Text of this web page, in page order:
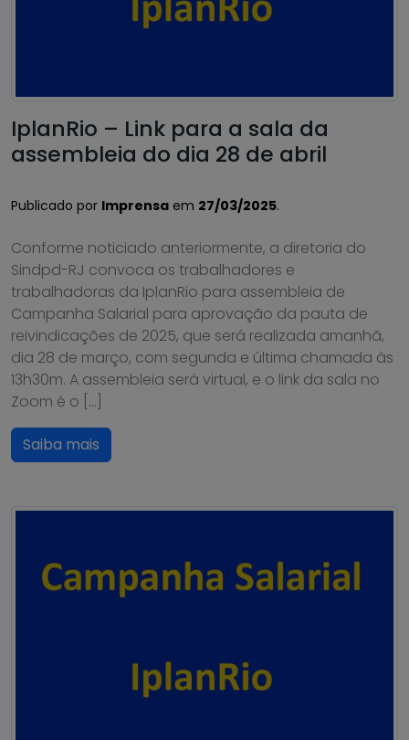
IplanRio – Link para a sala da
assembleia do dia 28 de abril
Publicado por Imprensa em 27/03/2025.
Conforme noticiado anteriormente, a diretoria do
Sindpd-RJ convoca os trabalhadores e
trabalhadoras da IplanRio para assembleia de
Campanha Salarial para aprovação da pauta de
reivindicações de 2025, que será realizada amanhã,
dia 28 de março, com segunda e última chamada às
13h30m. A assembleia será virtual, e o link da sala no
Zoom é o […]
Saiba mais